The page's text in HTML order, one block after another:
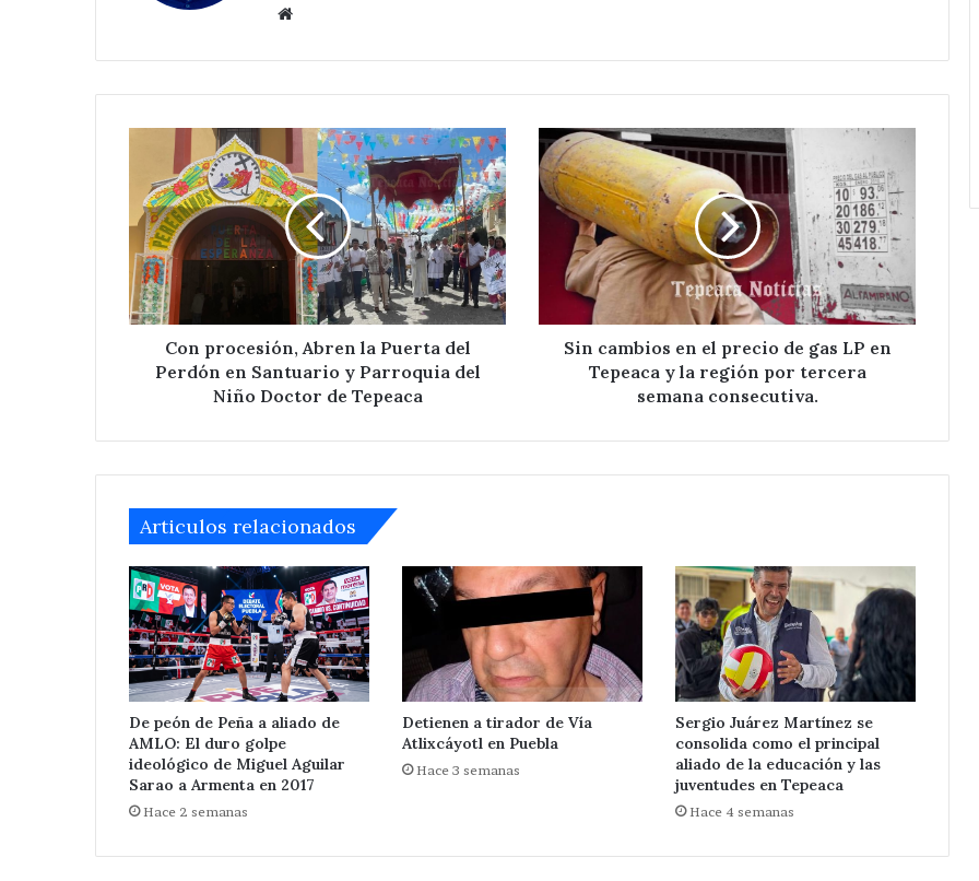
procesión,
Abren
Puerta
del
Perdón
en
Santuario
Parroquia
Tepeaca
Con procesión, Abren la Puerta del
Perdón en Santuario y Parroquia del
Niño Doctor de Tepeaca
Sin
cambios
en
precio
en
Tepeaca
semana
Sin cambios en el precio de gas LP en
Tepeaca y la región por tercera
semana consecutiva.
Articulos relacionados
De peón de Peña a aliado de
AMLO: El duro golpe
ideológico de Miguel Aguilar
Sarao a Armenta en 2017
Hace 2 semanas
Detienen a tirador de Vía
Atlixcáyotl en Puebla
Hace 3 semanas
Sergio Juárez Martínez se
consolida como el principal
aliado de la educación y las
juventudes en Tepeaca
Hace 4 semanas